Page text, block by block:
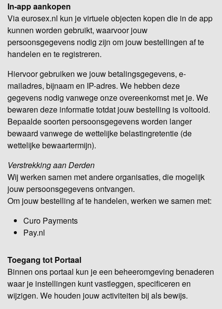
In-app aankopen
Via eurosex.nl kun je virtuele objecten kopen die in de app
kunnen worden gebruikt, waarvoor jouw
persoonsgegevens nodig zijn om jouw bestellingen af te
handelen en te registreren.
Hiervoor gebruiken we jouw betalingsgegevens, e-
mailadres, bijnaam en IP-adres. We hebben deze
gegevens nodig vanwege onze overeenkomst met je. We
bewaren deze informatie totdat jouw bestelling is voltooid.
Bepaalde soorten persoonsgegevens worden langer
bewaard vanwege de wettelijke belastingretentie (de
wettelijke bewaartermijn).
Verstrekking aan Derden
Wij werken samen met andere organisaties, die mogelijk
jouw persoonsgegevens ontvangen.
Om jouw bestelling af te handelen, werken we samen met:
Curo Payments
Pay.nl
Toegang tot Portaal
Binnen ons portaal kun je een beheeromgeving benaderen
waar je instellingen kunt vastleggen, specificeren en
wijzigen. We houden jouw activiteiten bij als bewijs.